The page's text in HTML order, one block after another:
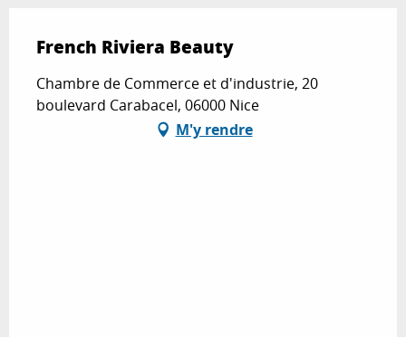
French Riviera Beauty
Chambre de Commerce et d'industrie, 20
boulevard Carabacel, 06000 Nice
M'y rendre